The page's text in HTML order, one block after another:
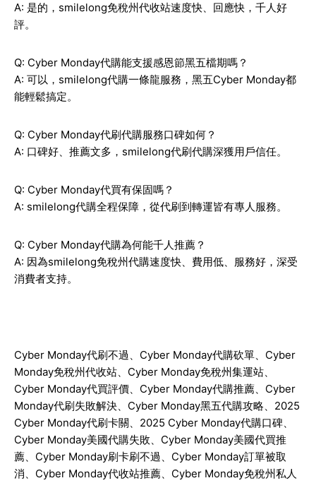
A: 是的，smilelong免稅州代收站速度快、回應快，千人好
評。
Q: Cyber Monday代購能支援感恩節黑五檔期嗎？
A: 可以，smilelong代購一條龍服務，黑五Cyber Monday都
能輕鬆搞定。
Q: Cyber Monday代刷代購服務口碑如何？
A: 口碑好、推薦文多，smilelong代刷代購深獲用戶信任。
Q: Cyber Monday代買有保固嗎？
A: smilelong代購全程保障，從代刷到轉運皆有專人服務。
Q: Cyber Monday代購為何能千人推薦？
A: 因為smilelong免稅州代購速度快、費用低、服務好，深受
消費者支持。
Cyber Monday代刷不過、 Cyber Monday代購砍單、 Cyber
Monday免稅州代收站、 Cyber Monday免稅州集運站、
Cyber Monday代買評價、 Cyber Monday代購推薦、 Cyber
Monday代刷失敗解決、 Cyber Monday黑五代購攻略、 2025
Cyber Monday代刷卡關、 2025 Cyber Monday代購口碑、
Cyber Monday美國代購失敗、 Cyber Monday美國代買推
薦、 Cyber Monday刷卡刷不過、 Cyber Monday訂單被取
消、 Cyber Monday代收站推薦、 Cyber Monday免稅州私人